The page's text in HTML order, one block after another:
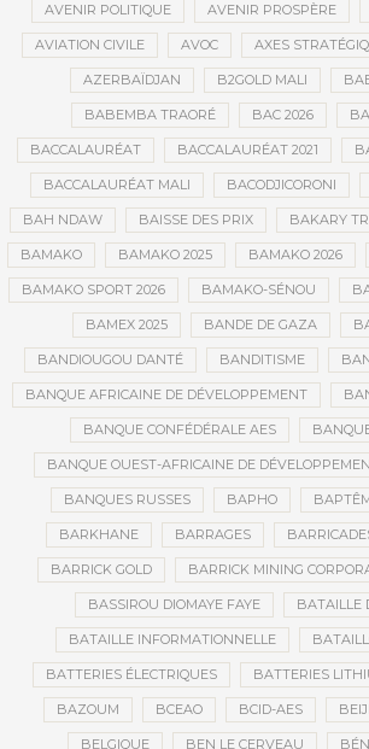
AVENIR POLITIQUE AVENIR PROSPÈRE
AVIATION CIVILE AVOC AXES
AZERBAÏDJAN B2GOLD MALI
BABEMBA TRAORÉ BAC 2026
BACCALAURÉAT BACCALAURÉAT 2021
BACCALAURÉAT MALI BACODJICORONI
BAH NDAW BAISSE DES PRIX BAKARY
BAMAKO BAMAKO 2025 BAMAKO 2026
BAMAKO SPORT 2026 BAMAKO-SÉNOU
BAMEX 2025 BANDE DE GAZA
BANDIOUGOU DANTÉ BANDITISME
BANQUE AFRICAINE DE DÉVELOPPEMENT
BANQUE CONFÉDÉRALE AES
BANQUE OUEST-AFRICAINE DE
BANQUES RUSSES BAPHO
BARKHANE BARRAGES
BARRICK GOLD BARRICK MINING
BASSIROU DIOMAYE FAYE BATAILLE
BATAILLE INFORMATIONNELLE
BATTERIES ÉLECTRIQUES BATTERIES
BAZOUM BCEAO BCID-AES
BELGIQUE BEN LE CERVEAU